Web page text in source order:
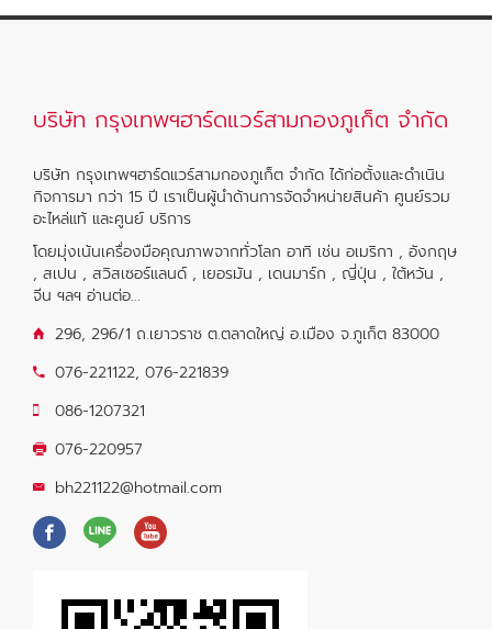
บริษัท กรุงเทพฯฮาร์ดแวร์สามกองภูเก็ต จำกัด
บริษัท กรุงเทพฯฮาร์ดแวร์สามกองภูเก็ต จำกัด ได้ก่อตั้งและดำเนิน
กิจการมา กว่า 15 ปี เราเป็นผู้นำด้านการจัดจำหน่ายสินค้า ศูนย์รวม
อะไหล่แท้ และศูนย์ บริการ
โดยมุ่งเน้นเครื่องมือคุณภาพจากทั่วโลก อาทิ เช่น อเมริกา , อังกฤษ
, สเปน , สวิสเซอร์แลนด์ , เยอรมัน , เดนมาร์ก , ญี่ปุ่น , ใต้หวัน ,
จีน ฯลฯ อ่านต่อ...
296, 296/1 ถ.เยาวราช ต.ตลาดใหญ่ อ.เมือง จ.ภูเก็ต 83000
076-221122, 076-221839
086-1207321
076-220957
bh221122@hotmail.com